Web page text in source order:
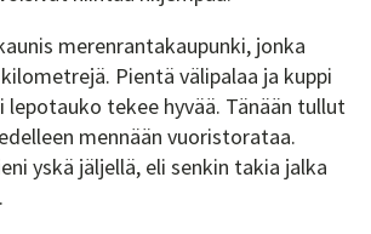
merenrantakaupunki, jonka
Pientä välipalaa ja kuppi
lepotauko tekee hyvää. Tänään tullut
mennään vuoristorataa.
yskä jäljellä, eli senkin takia jalka